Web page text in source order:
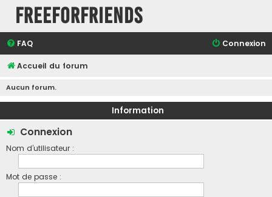
FreeForFriends
FAQ Connexion
Accueil du forum
Aucun forum.
Information
Connexion
Nom d’utilisateur :
Mot de passe :